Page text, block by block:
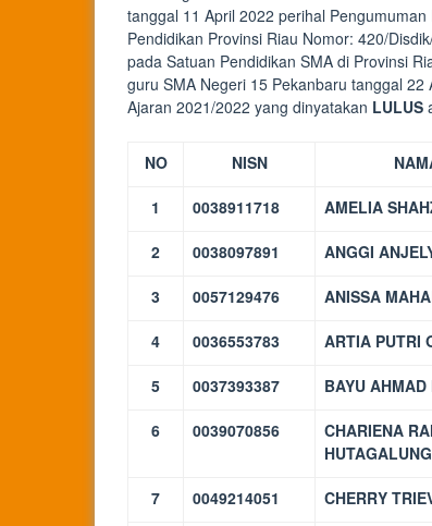
tanggal 11 April 2022 perihal
Pendidikan Provinsi Riau Nomor: 420/
pada Satuan Pendidikan SMA di Provinsi
guru SMA Negeri 15 Pekanbaru tanggal
Ajaran 2021/2022 yang dinyatakan LULUS
NO NISN
1 0038911718 AMELIA
2 0038097891 ANGGI
3 0057129476 ANISSA
4 0036553783 ARTIA PUTRI
5 0037393387 BAYU AHMAD
6 0039070856
CHARIENA
HUTAGALUNG
7 0049214051 CHERRY